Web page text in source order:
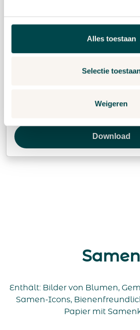
Alles toestaan
Selectie
Weigeren
250 g/m²
Download
Samen
Enthält: Bilder von Blumen,
Samen-Icons,
Papier mit